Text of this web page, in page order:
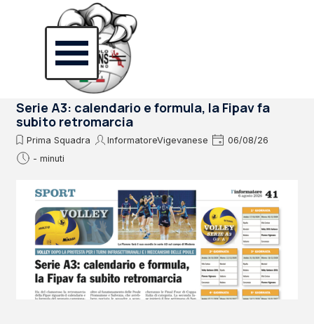
Salta menù
Serie A3: calendario e formula, la Fipav fa
subito retromarcia
Prima Squadra InformatoreVigevanese
06/08/26
- minuti